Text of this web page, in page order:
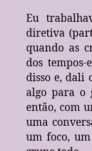
Eu
diretiva
quando as
dos
disso e, dali
algo para o
então, com
uma
um foco,